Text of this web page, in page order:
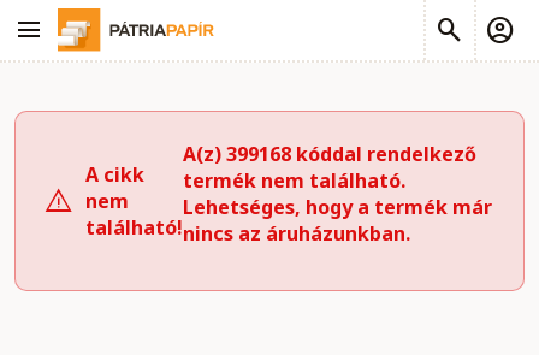
A cikk
nem
található!
A(z) 399168 kóddal rendelkező
termék nem található.
Lehetséges, hogy a termék már
nincs az áruházunkban.